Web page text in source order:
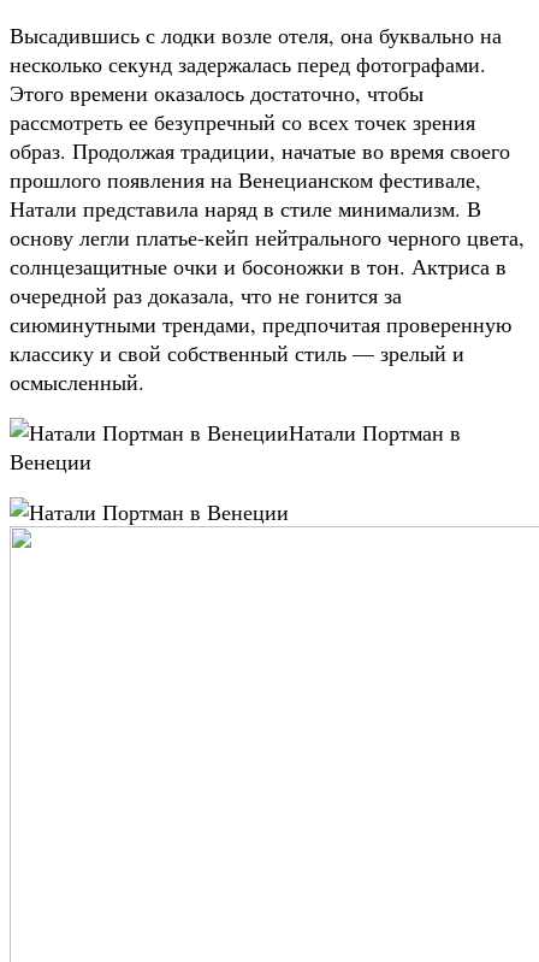
Высадившись с лодки возле отеля, она буквально на
несколько секунд задержалась перед фотографами.
Этого времени оказалось достаточно, чтобы
рассмотреть ее безупречный со всех точек зрения
образ. Продолжая традиции, начатые во время своего
прошлого появления на Венецианском фестивале,
Натали представила наряд в стиле минимализм. В
основу легли платье-кейп нейтрального черного цвета,
солнцезащитные очки и босоножки в тон. Актриса в
очередной раз доказала, что не гонится за
сиюминутными трендами, предпочитая проверенную
классику и свой собственный стиль — зрелый и
осмысленный.
Натали Портман в
Венеции